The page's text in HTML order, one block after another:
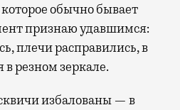
обычно бывает
признаю удавшимся:
плечи расправились, в
резном зеркале.
избалованы — в